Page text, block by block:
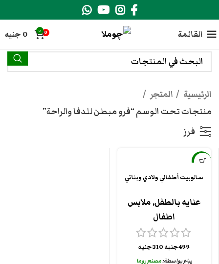
القائمة 0
0
0 جنيه
الرئيسية
المتجر
منتجات تحت الوسم “فرو مبطن للدفا والراحة”
فرز
-38%
سالوبيت أطفالي ولادي وبناتي
عنايه بالطفل,ملابس
اطفال
499جنيه 310جنيه
يباع بواسطة:مصنع روما